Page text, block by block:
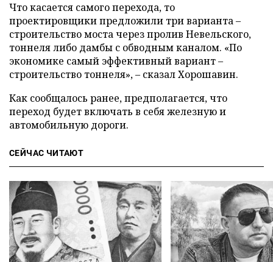
Что касается самого перехода, то
проектировщики предложили три варианта –
строительство моста через пролив Невельского,
тоннеля либо дамбы с обводным каналом. «По
экономике самый эффективный вариант –
строительство тоннеля», – сказал Хорошавин.
Как сообщалось ранее, предполагается, что
переход будет включать в себя железную и
автомобильную дороги.
СЕЙЧАС ЧИТАЮТ